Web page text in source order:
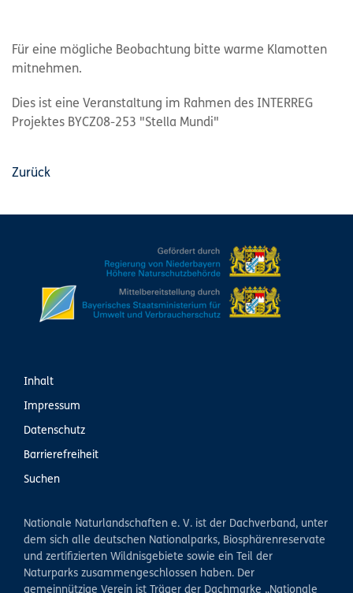
Für eine mögliche Beobachtung bitte warme Klamotten
mitnehmen.
Dies ist eine Veranstaltung im Rahmen des INTERREG
Projektes BYCZ08-253 "Stella Mundi"
Zurück
Inhalt
Impressum
Datenschutz
Barrierefreiheit
Suchen
Nationale Naturlandschaften e. V. ist der Dachverband, unter
dem sich alle deutschen Nationalparks, Biosphärenreservate
und zertifizierten Wildnisgebiete sowie ein Teil der
Naturparks zusammengeschlossen haben. Der
gemeinnützige Verein ist Träger der Dachmarke „Nationale